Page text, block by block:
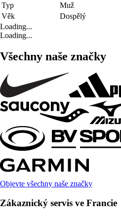
Typ
Muž
Věk
Dospělý
Loading...
Loading...
Všechny naše značky
Objevte všechny naše značky
Zákaznický servis ve Francie